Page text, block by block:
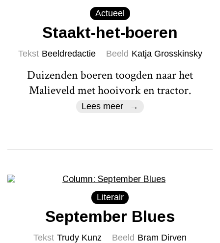
Actueel
Staakt-het-boeren
Tekst Beeldredactie Beeld Katja Grosskinsky
Duizenden boeren toogden naar het
Malieveld met hooivork en tractor.
Lees meer
Literair
September Blues
Tekst Trudy Kunz Beeld Bram Dirven